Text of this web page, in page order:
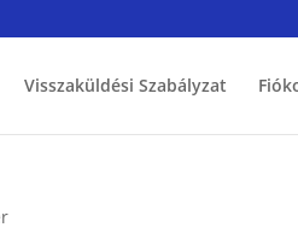
Visszaküldési Szabályzat